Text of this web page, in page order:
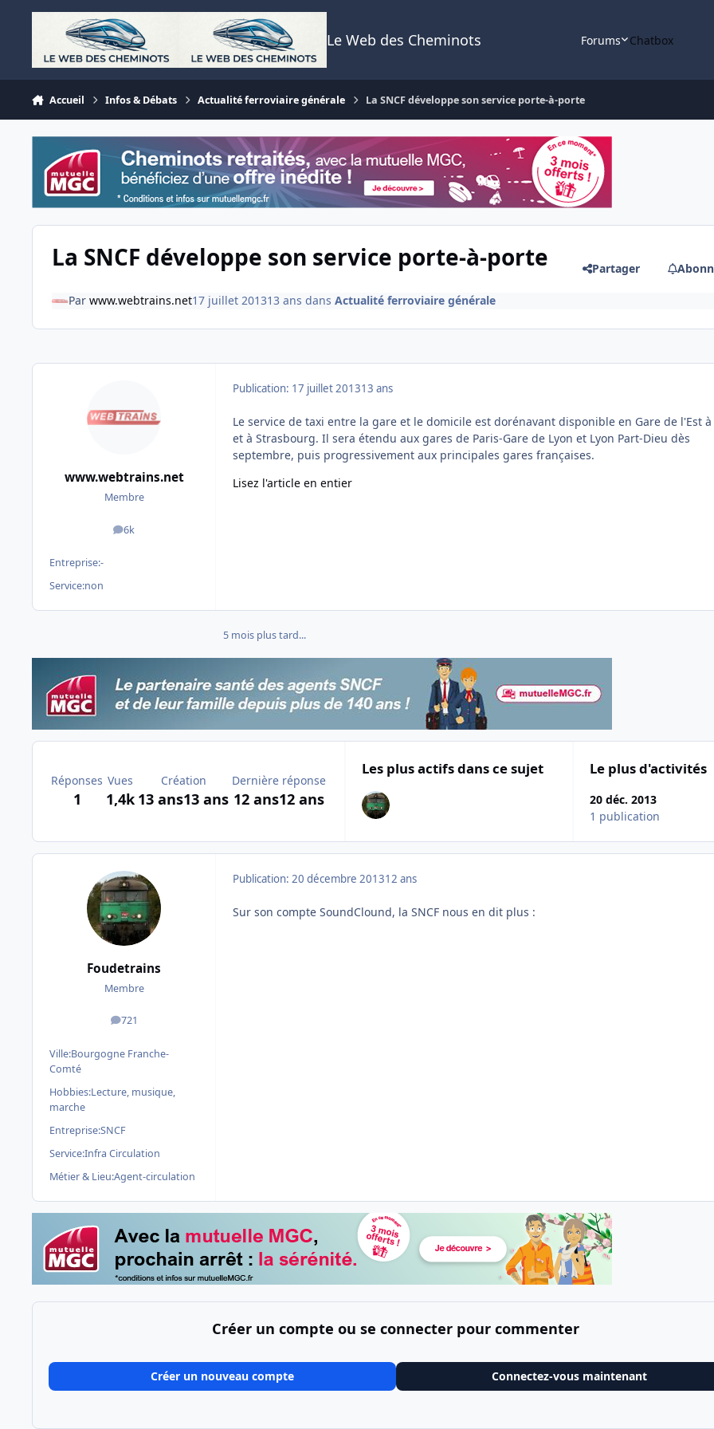
Aller au contenu
Le Web des Cheminots Forums Chatbox
Accueil Infos & Débats Actualité ferroviaire générale La SNCF développe son service porte-à-porte
La SNCF développe son service porte-à-porte Partager
Par www.webtrains.net17 juillet 201313 ans dans Actualité ferroviaire générale
www.webtrains.net
Membre
6k
messages
Entreprise:-
Service:non
Publication: 17 juillet 201313 ans
Le service de taxi entre la gare et le domicile est dorénavant disponible en Gare de l'Est à
et à Strasbourg. Il sera étendu aux gares de Paris-Gare de Lyon et Lyon Part-Dieu dès
septembre, puis progressivement aux principales gares françaises.
Lisez l'article en entier
5 mois plus tard...
Réponses
1
Vues
1,4k
Création
13 ans13 ans
Dernière réponse
12 ans12 ans
Les plus actifs dans ce sujet Le plus d'activités
20 déc. 2013
1 publication
Foudetrains
Membre
721
messages
Ville:Bourgogne Franche-
Comté
Hobbies:Lecture, musique,
marche
Entreprise:SNCF
Service:Infra Circulation
Métier & Lieu:Agent-circulation
Publication: 20 décembre 201312 ans
Sur son compte SoundClound, la SNCF nous en dit plus :
Créer un compte ou se connecter pour commenter
Créer un nouveau compte Connectez-vous maintenant